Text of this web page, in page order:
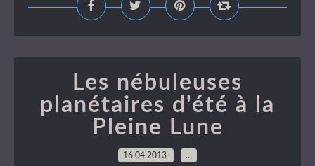
Les nébuleuses
planétaires d'été à la
Pleine Lune
16.04.2013 …